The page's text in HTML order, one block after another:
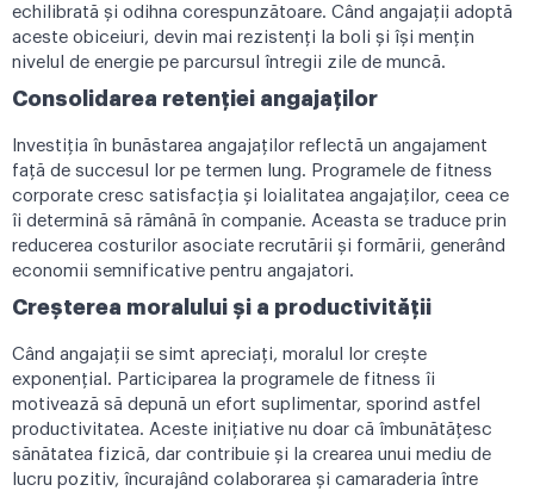
echilibrată și odihna corespunzătoare. Când angajații adoptă
aceste obiceiuri, devin mai rezistenți la boli și își mențin
nivelul de energie pe parcursul întregii zile de muncă.
Consolidarea retenției angajaților
Investiția în bunăstarea angajaților reflectă un angajament
față de succesul lor pe termen lung. Programele de fitness
corporate cresc satisfacția și loialitatea angajaților, ceea ce
îi determină să rămână în companie. Aceasta se traduce prin
reducerea costurilor asociate recrutării și formării, generând
economii semnificative pentru angajatori.
Creșterea moralului și a productivității
Când angajații se simt apreciați, moralul lor crește
exponențial. Participarea la programele de fitness îi
motivează să depună un efort suplimentar, sporind astfel
productivitatea. Aceste inițiative nu doar că îmbunătățesc
sănătatea fizică, dar contribuie și la crearea unui mediu de
lucru pozitiv, încurajând colaborarea și camaraderia între